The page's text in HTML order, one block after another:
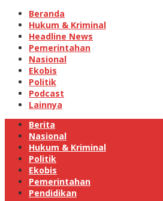
Beranda
Hukum & Kriminal
Headline News
Pemerintahan
Nasional
Ekobis
Politik
Podcast
Lainnya
Berita
Nasional
Hukum & Kriminal
Politik
Ekobis
Pemerintahan
Pendidikan